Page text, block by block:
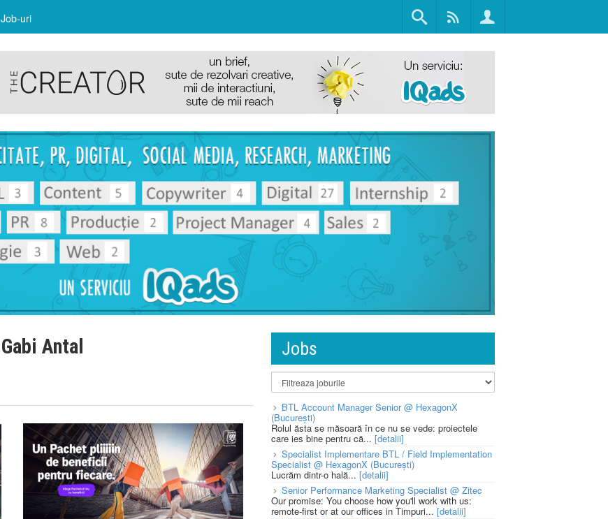
Job-uri
Gabi Antal Jobs
BTL Account Manager Senior @ HexagonX
(București)
Rolul ăsta se măsoară în ce nu se vede: proiectele
care ies bine pentru că... [detalii]
Specialist Implementare BTL / Field Implementation
Specialist @ HexagonX (București)
Lucrăm dintr-o hală... [detalii]
Senior Performance Marketing Specialist @ Zitec
Our promise: You choose how you'll work with us:
remote-first or at our offices in Timpuri... [detalii]